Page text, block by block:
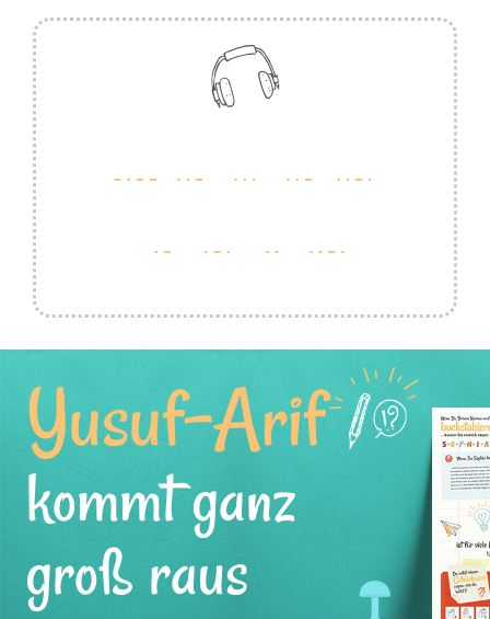
Yusuf-Arif
kommt ganz
groß raus